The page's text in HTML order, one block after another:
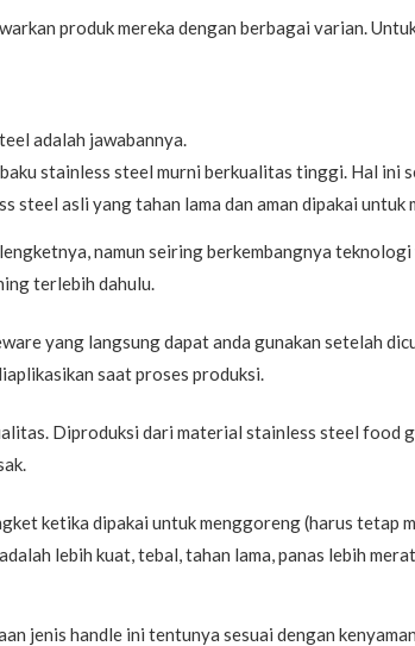
produk mereka dengan berbagai varian.
adalah jawabannya.
stainless steel murni berkualitas tinggi. Hal ini
steel asli yang tahan lama dan aman dipakai untuk
namun seiring berkembangnya
terlebih dahulu.
yang langsung dapat anda gunakan setelah
saat proses produksi.
Diproduksi dari material stainless steel food
ketika dipakai untuk menggoreng (harus tetap
lebih kuat, tebal, tahan lama, panas lebih
jenis handle ini tentunya sesuai dengan